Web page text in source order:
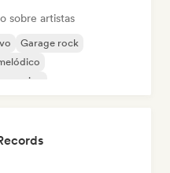
sobre artistas
Garage rock